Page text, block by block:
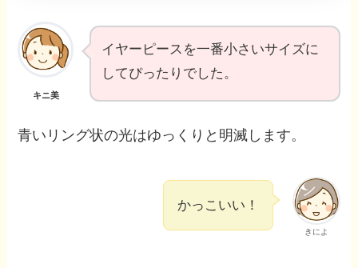
キニ美
イヤーピースを一番小さいサイズに
してぴったりでした。
青いリング状の光はゆっくりと明滅します。
きによ
かっこいい！